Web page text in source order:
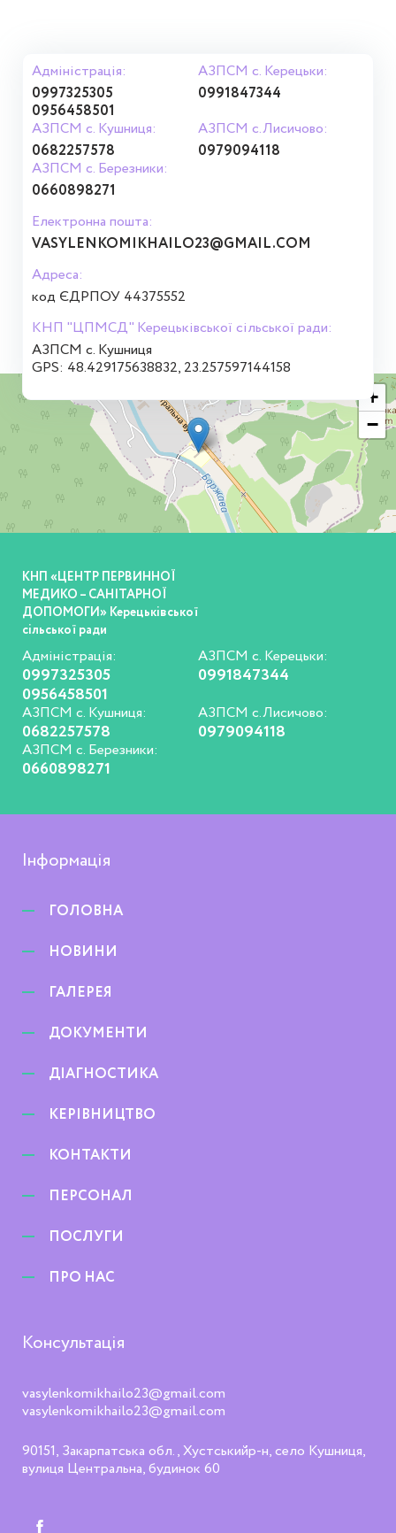
Адміністрація:
0997325305
0956458501
АЗПСМ с. Керецьки:
0991847344
АЗПСМ с. Кушниця:
0682257578
АЗПСМ с.Лисичово:
0979094118
АЗПСМ с. Березники:
0660898271
Електронна пошта:
VASYLENKOMIKHAILO23@GMAIL.COM
Адреса:
код ЄДРПОУ 44375552
КНП "ЦПМСД" Керецьківської сільської ради:
АЗПСМ с. Кушниця
GPS: 48.429175638832, 23.257597144158
+
−
КНП «ЦЕНТР ПЕРВИННОЇ
МЕДИКО – САНІТАРНОЇ
ДОПОМОГИ» Керецьківської
сільської ради
Адміністрація:
0997325305
0956458501
АЗПСМ с. Керецьки:
0991847344
АЗПСМ с. Кушниця:
0682257578
АЗПСМ с.Лисичово:
0979094118
АЗПСМ с. Березники:
0660898271
Інформація
ГОЛОВНА
НОВИНИ
ГАЛЕРЕЯ
ДОКУМЕНТИ
ДІАГНОСТИКА
КЕРІВНИЦТВО
КОНТАКТИ
ПЕРСОНАЛ
ПОСЛУГИ
ПРО НАС
Консультація
vasylenkomikhailo23@gmail.com
vasylenkomikhailo23@gmail.com
90151, Закарпатська обл., Хустськийр-н, село Кушниця,
вулиця Центральна, будинок 60